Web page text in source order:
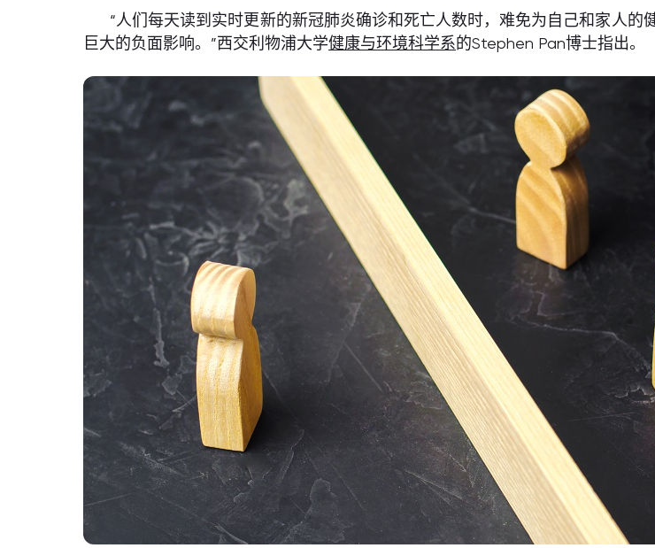
“人们每天读到实时更新的新冠肺炎确诊和死亡人数时，难免为自己和家人
巨大的负面影响。”西交利物浦大学健康与环境科学系的Stephen Pan博士指出。